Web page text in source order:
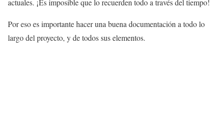
actuales. ¡Es imposible que lo recuerden todo a través del tiempo!
Por eso es importante hacer una buena documentación a todo lo
largo del proyecto, y de todos sus elementos.